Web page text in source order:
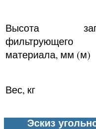
Высота
фильтрующего
материала, мм (м)
Вес, кг
Эскиз